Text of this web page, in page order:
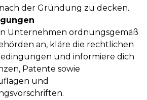
der Gründung zu decken.
Unternehmen ordnungsgemäß
an, kläre die rechtlichen
und informiere dich
Patente sowie
und